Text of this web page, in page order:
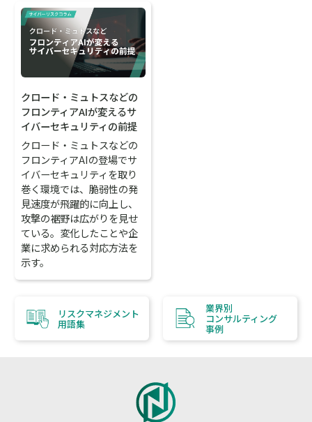
クロード・ミュトスなどの
フロンティアAIが変えるサ
イバーセキュリティの前提
クロード・ミュトスなどの
フロンティアAIの登場でサ
イバーセキュリティを取り
巻く環境では、脆弱性の発
見速度が飛躍的に向上し、
攻撃の裾野は広がりを見せ
ている。変化したことや企
業に求められる対応方法を
示す。
リスクマネジメント
用語集
業界別
コンサルティング
事例